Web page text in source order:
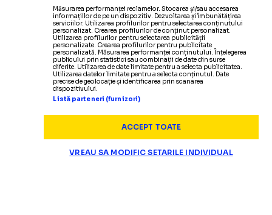
Măsurarea performanței reclamelor. Stocarea și/sau accesarea
informațiilor de pe un dispozitiv. Dezvoltarea și îmbunătățirea
serviciilor. Utilizarea profilurilor pentru selectarea conținutului
personalizat. Crearea profilurilor de conținut personalizat.
Utilizarea profilurilor pentru selectarea publicității
personalizate. Crearea profilurilor pentru publicitate
personalizată. Măsurarea performanței conținutului. Înțelegerea
publicului prin statistici sau combinații de date din surse
diferite. Utilizarea de date limitate pentru a selecta publicitatea.
Utilizarea datelor limitate pentru a selecta conținutul. Date
precise de geolocație și identificarea prin scanarea
dispozitivului.
Listă parteneri (furnizori)
ACCEPT TOATE
VREAU SA MODIFIC SETARILE INDIVIDUAL